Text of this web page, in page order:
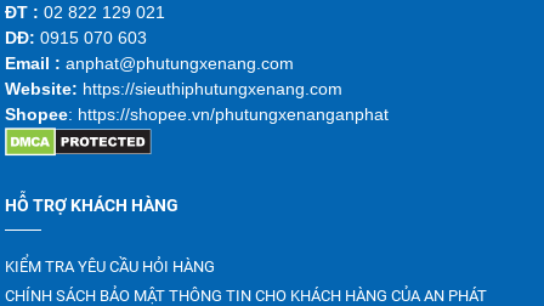
ĐT : 02 822 129 021
DĐ:0915 070 603
Email :anphat@phutungxenang.com
Website: https://sieuthiphutungxenang.com
Shopee: https://shopee.vn/phutungxenanganphat
HỖ TRỢ KHÁCH HÀNG
KIỂM TRA YÊU CẦU HỎI HÀNG
CHÍNH SÁCH BẢO MẬT THÔNG TIN CHO KHÁCH HÀNG CỦA AN PHÁT